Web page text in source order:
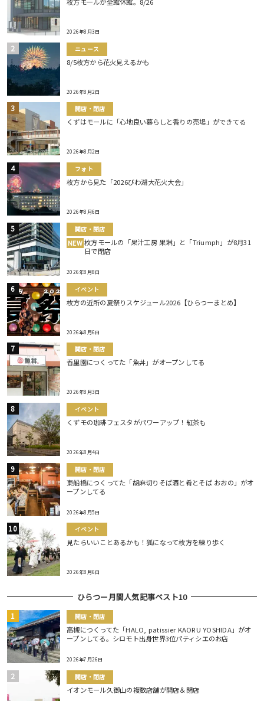
2026年8月3日
ニュース
8/5枚方から花火見えるかも
2026年8月2日
開店・閉店
くずはモールに「心地良い暮らしと香りの売場」ができてる
2026年8月2日
フォト
枚方から見た「2026びわ湖大花火大会」
2026年8月6日
開店・閉店
NEW 枚方モールの「果汁工房 果琳」と「Triumph」が8月31
日で閉店
2026年8月8日
イベント
枚方の近所の夏祭りスケジュール2026【ひらつーまとめ】
2026年8月6日
開店・閉店
香里園につくってた「魚丼」がオープンしてる
2026年8月3日
イベント
くずモの珈琲フェスタがパワーアップ！紅茶も
2026年8月4日
開店・閉店
東船橋につくってた「胡麻切りそば酒と肴とそば おおの」がオ
ープンしてる
2026年8月5日
イベント
見たらいいことあるかも！狐になって枚方を練り歩く
2026年8月6日
ひらつー月間人気記事ベスト10
開店・閉店
高槻につくってた「HALO, patissier KAORU YOSHIDA」がオ
ープンしてる。シロモト出身世界3位パティシエのお店
2026年7月26日
開店・閉店
イオンモール久御山の複数店舗が開店＆閉店